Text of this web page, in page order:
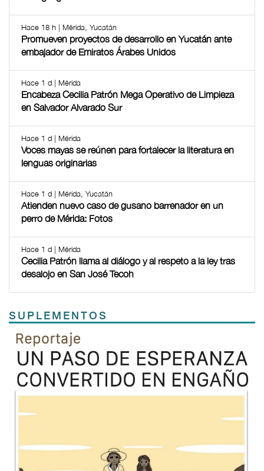
Hace 18 h | Mérida, Yucatán
Promueven proyectos de desarrollo en Yucatán ante
embajador de Emiratos Árabes Unidos
Hace 1 d | Mérida
Encabeza Cecilia Patrón Mega Operativo de Limpieza
en Salvador Alvarado Sur
Hace 1 d | Mérida
Voces mayas se reúnen para fortalecer la literatura en
lenguas originarias
Hace 1 d | Mérida, Yucatán
Atienden nuevo caso de gusano barrenador en un
perro de Mérida: Fotos
Hace 1 d | Mérida
Cecilia Patrón llama al diálogo y al respeto a la ley tras
desalojo en San José Tecoh
SUPLEMENTOS
Previous
TODOS LOS SUPLEMENTOS